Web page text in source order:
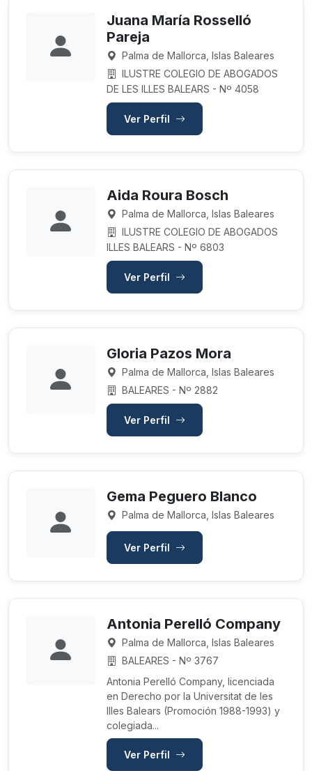
Juana María Rosselló
Pareja
Palma de Mallorca, Islas Baleares
ILUSTRE COLEGIO DE ABOGADOS
DE LES ILLES BALEARS - Nº 4058
Ver Perfil
Aida Roura Bosch
Palma de Mallorca, Islas Baleares
ILUSTRE COLEGIO DE ABOGADOS
ILLES BALEARS - Nº 6803
Ver Perfil
Gloria Pazos Mora
Palma de Mallorca, Islas Baleares
BALEARES - Nº 2882
Ver Perfil
Gema Peguero Blanco
Palma de Mallorca, Islas Baleares
Ver Perfil
Antonia Perelló Company
Palma de Mallorca, Islas Baleares
BALEARES - Nº 3767
Antonia Perelló Company, licenciada
en Derecho por la Universitat de les
Illes Balears (Promoción 1988-1993) y
colegiada...
Ver Perfil